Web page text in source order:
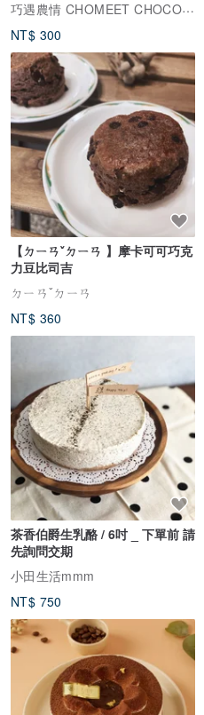
巧遇農情 CHOMEET CHOCOLATE
NT$ 300
【ㄉㄧㄢˇㄉㄧㄢ 】摩卡可可巧克
力豆比司吉
ㄉㄧㄢˇㄉㄧㄢ
NT$ 360
茶香伯爵生乳酪 / 6吋 _ 下單前 請
先詢問交期
小田生活mmm
NT$ 750